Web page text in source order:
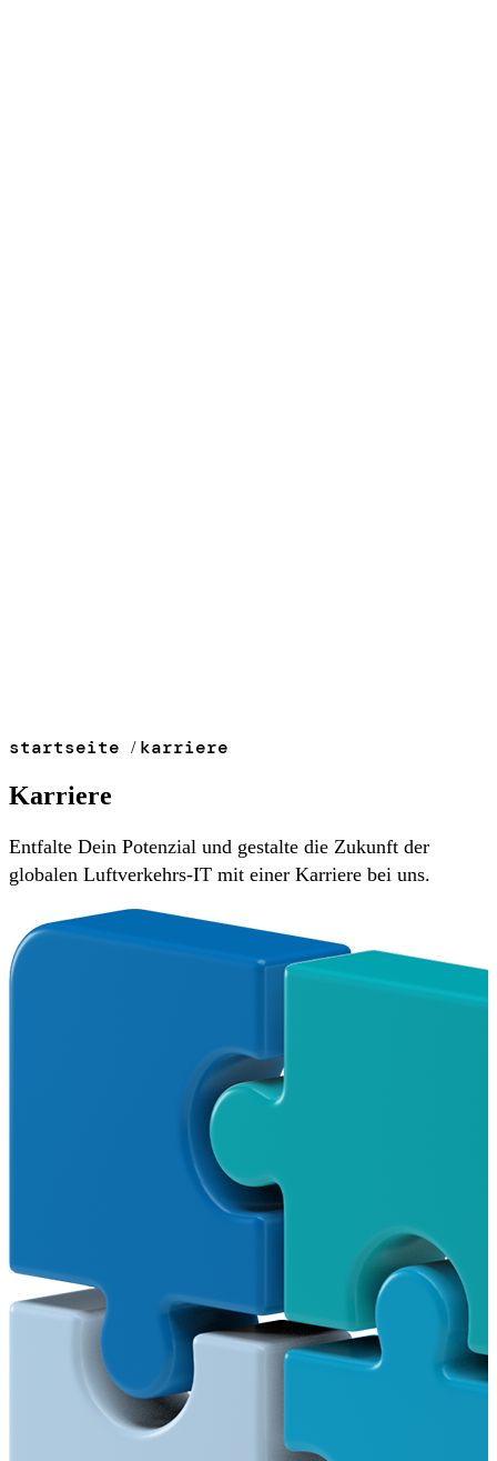
startseite / karriere
Karriere
Entfalte Dein Potenzial und gestalte die Zukunft der
globalen Luftverkehrs-IT mit einer Karriere bei uns.